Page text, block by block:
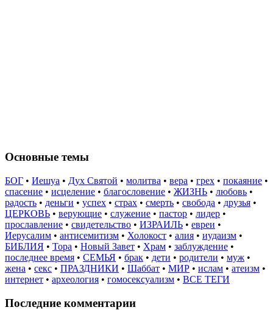
Основные темы
БОГ • Иешуа • Дух Святой • молитва • вера • грех • покаяние •
спасение • исцеление • благословение • ЖИЗНЬ • любовь •
радость • деньги • успех • страх • смерть • свобода • друзья •
ЦЕРКОВЬ • верующие • служение • пастор • лидер •
прославление • свидетельство • ИЗРАИЛЬ • евреи •
Иерусалим • антисемитизм • Холокост • алия • иудаизм •
БИБЛИЯ • Тора • Новый Завет • Храм • заблуждение •
последнее время • СЕМЬЯ • брак • дети • родители • муж •
жена • секс • ПРАЗДНИКИ • Шаббат • МИР • ислам • атеизм •
интернет • археология • гомосексуализм • ВСЕ ТЕГИ
Последние комментарии